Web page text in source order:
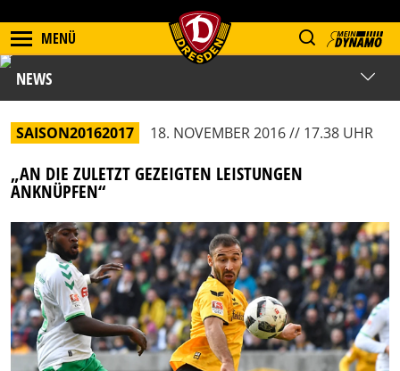
MENÜ
NEWS
SAISON20162017 18. NOVEMBER 2016 // 17.38 UHR
„AN DIE ZULETZT GEZEIGTEN LEISTUNGEN
ANKNÜPFEN“